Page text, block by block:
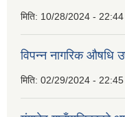
मिति: 10/28/2024 - 22:44
विपन्न नागरिक औषधि
मिति: 02/29/2024 - 22:45